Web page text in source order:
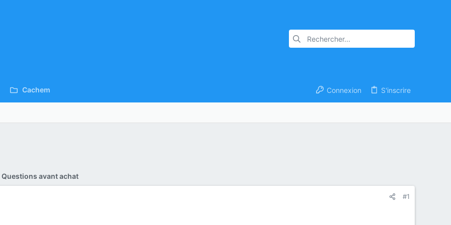
Cachem Connexion S'inscrire
Questions avant achat
#1